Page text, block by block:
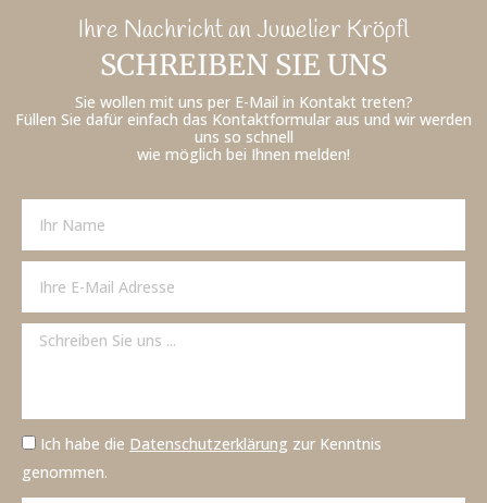
Ihre Nachricht an Juwelier Kröpfl
SCHREIBEN SIE UNS
Sie wollen mit uns per E-Mail in Kontakt treten?
Füllen Sie dafür einfach das Kontaktformular aus und wir werden
uns so schnell
wie möglich bei Ihnen melden!
Ich habe die Datenschutzerklärung zur Kenntnis
genommen.